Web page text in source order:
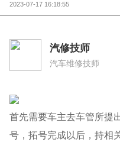
2023-07-17 16:18:55
汽修技师
汽车维修技师
首先需要车主去车管所提
号，拓号完成以后，持相